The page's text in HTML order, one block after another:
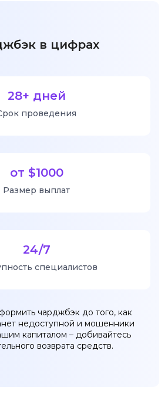
в цифрах
28+ дней
проведения
от $1000
Размер выплат
24/7
специалистов
чарджбэк до того, как
недоступной и мошенники
капиталом – добивайтесь
возврата средств.